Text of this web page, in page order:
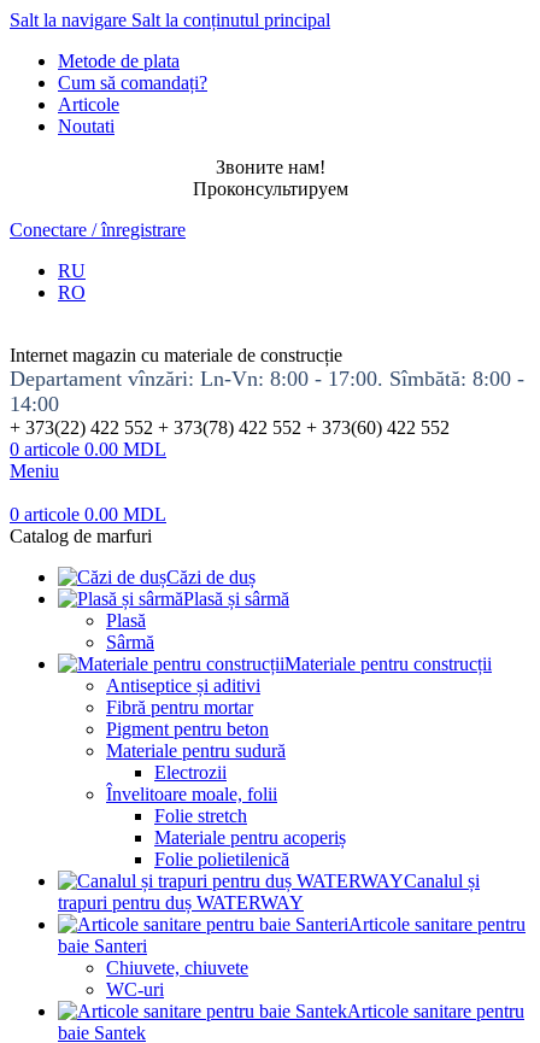
Salt la navigare Salt la conținutul principal
Metode de plata
Cum să comandați?
Articole
Noutati
Звоните нам!
Проконсультируем
Conectare / înregistrare
RU
RO
Internet magazin cu materiale de construcție
Departament vînzări: Ln-Vn: 8:00 - 17:00. Sîmbătă: 8:00 -
14:00
+ 373(22) 422 552 + 373(78) 422 552 + 373(60) 422 552
0 articole 0.00 MDL
Meniu
0 articole 0.00 MDL
Catalog de marfuri
Căzi de duș
Plasă și sârmă
Plasă
Sârmă
Materiale pentru construcții
Antiseptice și aditivi
Fibră pentru mortar
Pigment pentru beton
Materiale pentru sudură
Electrozii
Învelitoare moale, folii
Folie stretch
Materiale pentru acoperiș
Folie polietilenică
Canalul și
trapuri pentru duș WATERWAY
Articole sanitare pentru
baie Santeri
Chiuvete, chiuvete
WC-uri
Articole sanitare pentru
baie Santek